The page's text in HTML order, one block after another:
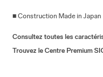
■ Construction Made in Japan
Consultez toutes les
Trouvez le Centre Premium